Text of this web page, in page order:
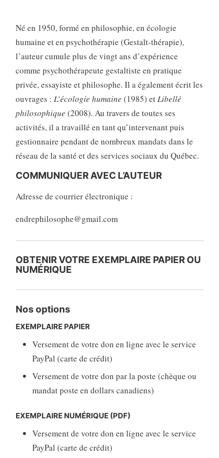
Né en 1950, formé en philosophie, en écologie
humaine et en psychothérapie (Gestalt-thérapie),
l’auteur cumule plus de vingt ans d’expérience
comme psychothérapeute gestal­tiste en pratique
privée, essayiste et philosophe. Il a égale­ment écrit les
ouvrages : L’écologie humaine (1985) etLibellé
philoso­phique (2008). Au travers de toutes ses
activités, il a travaillé en tant qu’intervenant puis
gestionnaire pendant de nombreux mandats dans le
réseau de la santé et des services sociaux du Québec.
COMMUNIQUER AVEC L’AUTEUR
Adresse de courrier électronique :
endrephilosophe@gmail.com
OBTENIR VOTRE EXEMPLAIRE PAPIER OU
NUMÉRIQUE
Nos options
EXEMPLAIRE PAPIER
Versement de votre don en ligne avec le service
PayPal (carte de crédit)
Versement de votre don par la poste (chèque ou
mandat poste en dollars canadiens)
EXEMPLAIRE NUMÉRIQUE (PDF)
Versement de votre don en ligne avec le service
PayPal (carte de crédit)